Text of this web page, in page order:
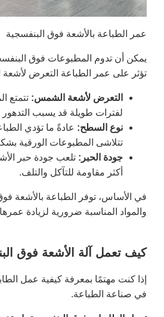
عمر الطباعة بالأشعة فوق البنفسجية
تؤثر على عمر الطباعة التعرض
التعرض لأشعة الشمس: تتمتع
لفترات طويلة قد يسبب
نوع السطح: عادةً ما تؤدي
تتلاشى المطبوعات الورقية
جودة الحبر: تلعب جودة حبر
أكثر مقاومة للتآكل والتلف.
في الأساس، توفر الطباعة بالأشعة
والمواد المناسبة ضرورية لزيادة
كيف تعمل آلة الأشعة فوق
إذا كنت مهتمًا بمعرفة كيفية عمل
في صناعة الطباعة.